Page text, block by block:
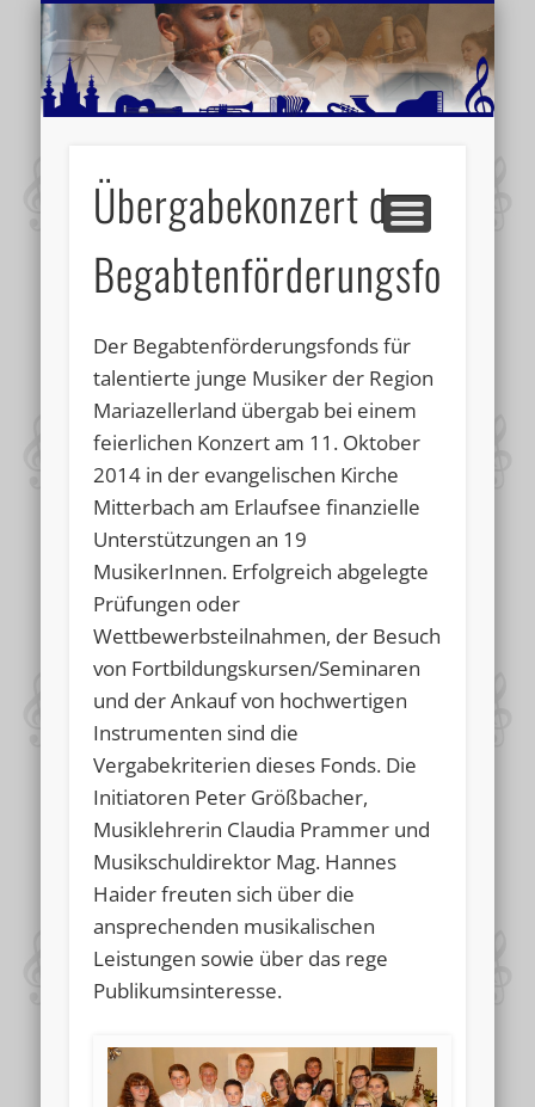
MUSIKSCHULE MARIAZELL
AKTUELLE BERICHTE
SCHULE
VIDEOS
VERANSTALTUNGSTIPPS
WEITERE INFORMATIONEN
Übergabekonzert des
Begabtenförderungsfonds
Der Begabtenförderungsfonds für
talentierte junge Musiker der Region
Mariazellerland übergab bei einem
feierlichen Konzert am 11. Oktober
2014 in der evangelischen Kirche
Mitterbach am Erlaufsee finanzielle
Unterstützungen an 19
MusikerInnen. Erfolgreich abgelegte
Prüfungen oder
Wettbewerbsteilnahmen, der Besuch
von Fortbildungskursen/Seminaren
und der Ankauf von hochwertigen
Instrumenten sind die
Vergabekriterien dieses Fonds. Die
Initiatoren Peter Größbacher,
Musiklehrerin Claudia Prammer und
Musikschuldirektor Mag. Hannes
Haider freuten sich über die
ansprechenden musikalischen
Leistungen sowie über das rege
Publikumsinteresse.